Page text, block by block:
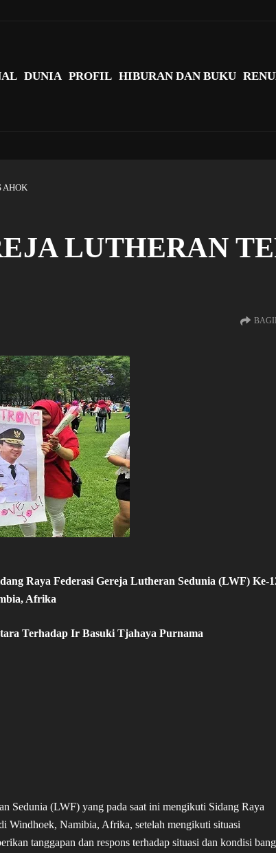
DUNIA PROFIL HIBURAN DAN BUKU
AHOK
LUTHERAN
Raya Federasi Gereja Lutheran Sedunia (LWF) Ke-
Afrika
Terhadap Ir Basuki Tjahaya Purnama
Sedunia (LWF) yang pada saat ini mengikuti Sidang Raya
Windhoek, Namibia, Afrika, setelah mengikuti situasi
tanggapan dan respons terhadap situasi dan kondisi